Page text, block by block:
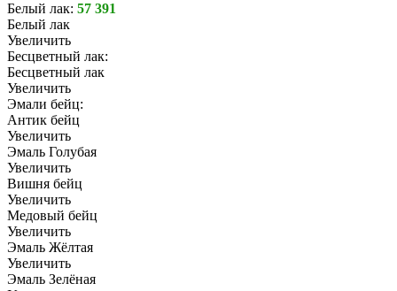
Белый лак: 57 391
Белый лак
Увеличить
Бесцветный лак:
Бесцветный лак
Увеличить
Эмали бейц:
Антик бейц
Увеличить
Эмаль Голубая
Увеличить
Вишня бейц
Увеличить
Медовый бейц
Увеличить
Эмаль Жёлтая
Увеличить
Эмаль Зелёная